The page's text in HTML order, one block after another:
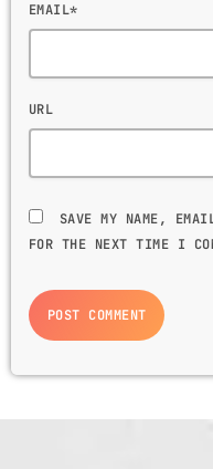
EMAIL*
URL
SAVE MY NAME,
FOR THE NEXT TIME I